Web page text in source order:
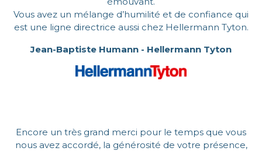
Vous avez un mélange d’humilité et de confiance qui
est une ligne directrice aussi chez Hellermann Tyton.
Jean-Baptiste Humann - Hellermann Tyton
Encore un très grand merci pour le temps que vous
nous avez accordé, la générosité de votre présence,